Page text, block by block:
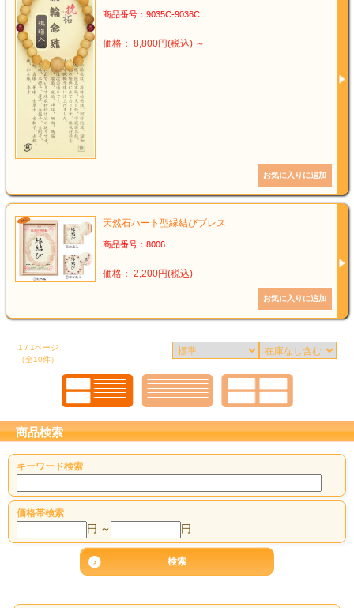
商品番号：9035C-9036C
価格： 8,800円(税込) ～
天然石ハート型縁結びブレス
商品番号：8006
価格： 2,200円(税込)
1 / 1ページ
（全10件）
商品検索
キーワード検索
価格帯検索
円 ～ 円